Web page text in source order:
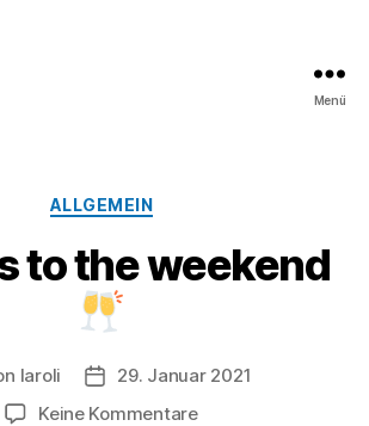
Menü
Kategorien
ALLGEMEIN
to the weekend
laroli Veröffentlichungsdatum
29. Januar 2021
Keine Kommentarezu